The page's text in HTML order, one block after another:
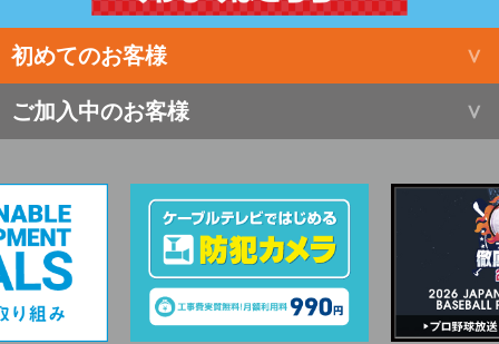
初めてのお客様
ご加入中のお客様